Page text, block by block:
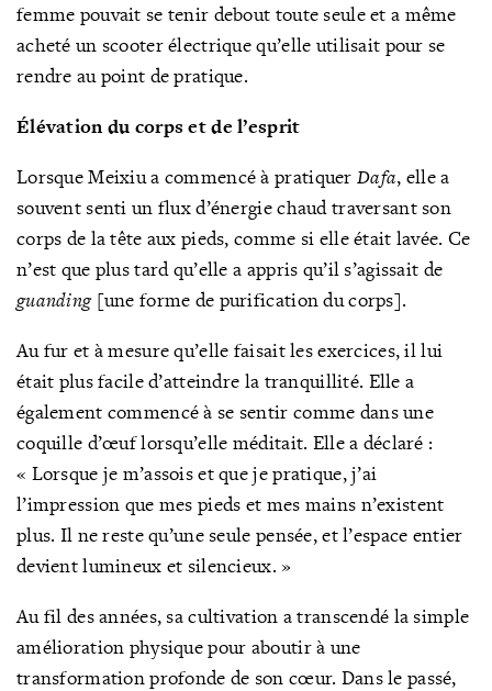
femme pouvait se tenir debout toute seule et a même
acheté un scooter électrique qu’elle utilisait pour se
rendre au point de pratique.
Élévation du corps et de l’esprit
Lorsque Meixiu a commencé à pratiquer Dafa, elle a
souvent senti un flux d’énergie chaud traversant son
corps de la tête aux pieds, comme si elle était lavée. Ce
n’est que plus tard qu’elle a appris qu’il s’agissait de
guanding[une forme de purification du corps].
Au fur et à mesure qu’elle faisait les exercices, il lui
était plus facile d’atteindre la tranquillité. Elle a
également commencé à se sentir comme dans une
coquille d’œuf lorsqu’elle méditait. Elle a déclaré :
« Lorsque je m’assois et que je pratique, j’ai
l’impression que mes pieds et mes mains n’existent
plus. Il ne reste qu’une seule pensée, et l’espace entier
devient lumineux et silencieux. »
Au fil des années, sa cultivation a transcendé la simple
amélioration physique pour aboutir à une
transformation profonde de son cœur. Dans le passé,